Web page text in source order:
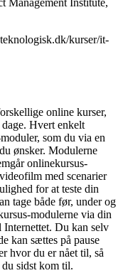
kurser/it-
online kurser,
Hvert enkelt
som du via en
ønsker. Modulerne
onlinekursus-
med scenarier
for at teste din
tage både før, under og
modulerne via din
Internettet. Du kan selv
kan sættes på pause
hvor du er nået til, så
sidst kom til.